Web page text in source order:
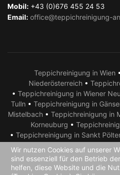
Mobil: +43 (0)676 455 24 53
Email: office@teppichreinigung-
Teppichreinigung in Wien •
Niederösterreich•
• Teppichreinigung in Wiener
Tulln • Teppichreinigung in
Mistelbach• Teppichreinigung in
Korneuburg •
• Teppichreinigung in Sankt
Teppichreinigung in Krems
•Teppichreinigung in Neusiedl
Eisenstadt•
Wir nutzen Cookies auf unserer
sind essenziell für den Betrieb
helfen, diese Website und die